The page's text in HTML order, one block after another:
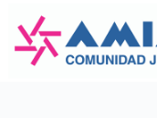
Saltar
contenido